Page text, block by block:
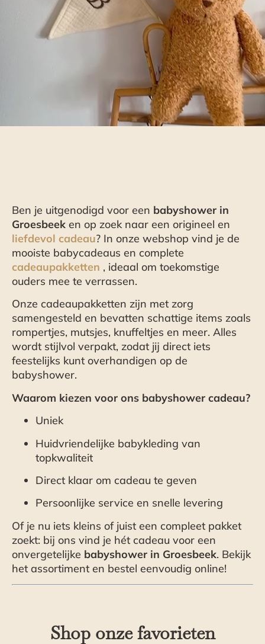
Ben je uitgenodigd voor een babyshower in
Groesbeek en op zoek naar een origineel en
liefdevol cadeau? In onze webshop vind je de
mooiste babycadeaus en complete
cadeaupakketten , ideaal om toekomstige
ouders mee te verrassen.
Onze cadeaupakketten zijn met zorg
samengesteld en bevatten schattige items zoals
rompertjes, mutsjes, knuffeltjes en meer. Alles
wordt stijlvol verpakt, zodat jij direct iets
feestelijks kunt overhandigen op de
babyshower.
Waarom kiezen voor ons babyshower cadeau?
Uniek
Huidvriendelijke babykleding van
topkwaliteit
Direct klaar om cadeau te geven
Persoonlijke service en snelle levering
Of je nu iets kleins of juist een compleet pakket
zoekt: bij ons vind je hét cadeau voor een
onvergetelijke babyshower in Groesbeek. Bekijk
het assortiment en bestel eenvoudig online!
Shop onze favorieten